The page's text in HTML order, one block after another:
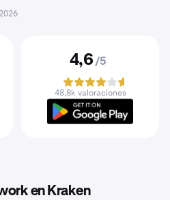
4,6 /5
48,8k valoraciones
en Kraken